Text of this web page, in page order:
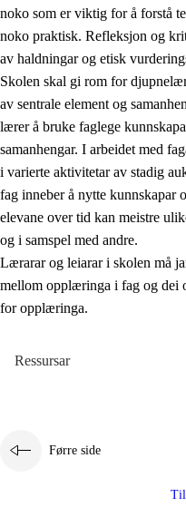
noko som er viktig for å forstå
noko praktisk. Refleksjon og
av haldningar og etisk
Skolen skal gi rom for
av sentrale element og
lærer å bruke faglege
samanhengar. I arbeidet med
i varierte aktivitetar av stadig
fag inneber å nytte kunnskapar
elevane over tid kan meistre
og i samspel med andre.
Lærarar og leiarar i skolen må
mellom opplæringa i fag og dei
for opplæringa.
Ressursar
Førre side
Til